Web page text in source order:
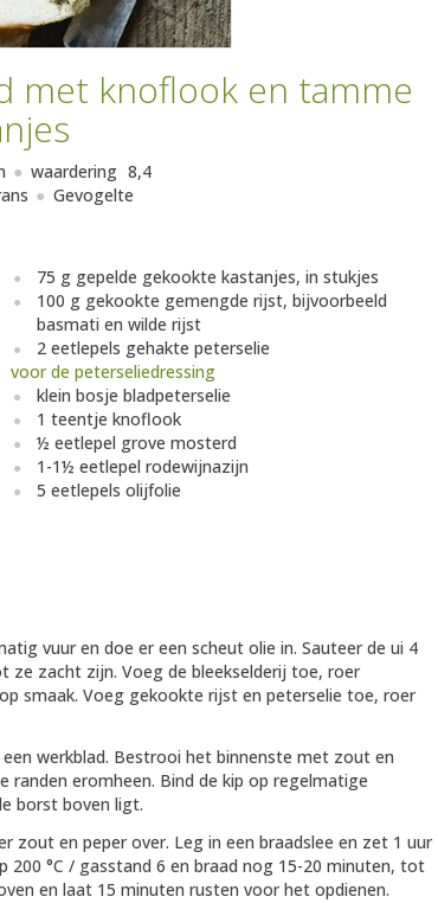
met knoflook en tamme
waardering 8,4
Gevogelte
75 g gepelde gekookte kastanjes, in stukjes
100 g gekookte gemengde rijst, bijvoorbeeld
basmati en wilde rijst
2 eetlepels gehakte peterselie
voor de peterseliedressing
klein bosje bladpeterselie
1 teentje knoflook
½ eetlepel grove mosterd
1-1½ eetlepel rodewijnazijn
5 eetlepels olijfolie
vuur en doe er een scheut olie in. Sauteer de ui 4
zacht zijn. Voeg de bleekselderij toe, roer
smaak. Voeg gekookte rijst en peterselie toe, roer
werkblad. Bestrooi het binnenste met zout en
randen eromheen. Bind de kip op regelmatige
borst boven ligt.
zout en peper over. Leg in een braadslee en zet 1 uur
200 °C / gasstand 6 en braad nog 15-20 minuten, tot
en laat 15 minuten rusten voor het opdienen.